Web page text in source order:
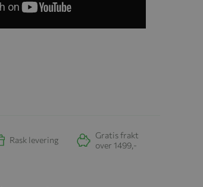
Rask levering
Gratis frakt
over 1499,-